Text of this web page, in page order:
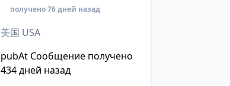
получено 76 дней назад
美国 USA
pubAt Сообщение получено
434 дней назад